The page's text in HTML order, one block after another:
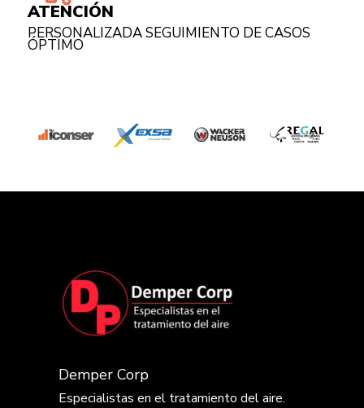
ATENCIÓN
PERSONALIZADA SEGUIMIENTO DE CASOS
ÓPTIMO
Demper Corp
Especialistas en el tratamiento del aire.